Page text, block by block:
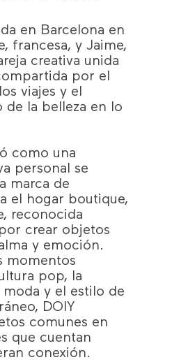
en Barcelona en
francesa, y Jaime,
creativa unida
por el
viajes y el
de la belleza en lo
como una
personal se
marca de
el hogar boutique,
reconocida
crear objetos
y emoción.
momentos
pop, la
y el estilo de
DOIY
comunes en
que cuentan
conexión.